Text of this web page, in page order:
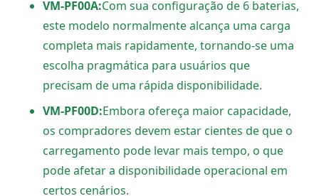
VM-PF00A:Com sua configuração de 6 baterias,
este modelo normalmente alcança uma carga
completa mais rapidamente, tornando-se uma
escolha pragmática para usuários que
precisam de uma rápida disponibilidade.
VM-PF00D:Embora ofereça maior capacidade,
os compradores devem estar cientes de que o
carregamento pode levar mais tempo, o que
pode afetar a disponibilidade operacional em
certos cenários.